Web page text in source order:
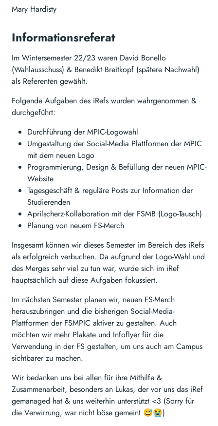
Mary Hardisty
Informationsreferat
Im Wintersemester 22/23 waren David Bonello
(Wahlausschuss) & Benedikt Breitkopf (spätere Nachwahl)
als Referenten gewählt.
Folgende Aufgaben des iRefs wurden wahrgenommen &
durchgeführt:
Durchführung der MPIC-Logowahl
Umgestaltung der Social-Media Plattformen der MPIC
mit dem neuen Logo
Programmierung, Design & Befüllung der neuen MPIC-
Website
Tagesgeschäft & reguläre Posts zur Information der
Studierenden
Aprilscherz-Kollaboration mit der FSMB (Logo-Tausch)
Planung von neuem FS-Merch
Insgesamt können wir dieses Semester im Bereich des iRefs
als erfolgreich verbuchen. Da aufgrund der Logo-Wahl und
des Merges sehr viel zu tun war, wurde sich im iRef
hauptsächlich auf diese Aufgaben fokussiert.
Im nächsten Semester planen wir, neuen FS-Merch
herauszubringen und die bisherigen Social-Media-
Plattformen der FSMPIC aktiver zu gestalten. Auch
möchten wir mehr Plakate und Infoflyer für die
Verwendung in der FS gestalten, um uns auch am Campus
sichtbarer zu machen.
Wir bedanken uns bei allen für ihre Mithilfe &
Zusammenarbeit, besonders an Lukas, der vor uns das iRef
gemanaged hat & uns weiterhin unterstützt <3 (Sorry für
die Verwirrung, war nicht böse gemeint 😅😭)